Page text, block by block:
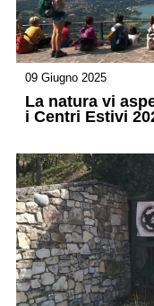
09 Giugno 2025
La natura vi
i Centri Estivi